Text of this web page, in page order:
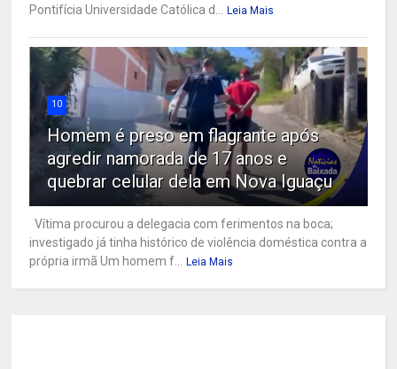
Pontifícia Universidade Católica d... Leia Mais
10
Homem é preso em flagrante após
agredir namorada de 17 anos e
quebrar celular dela em Nova Iguaçu
Vítima procurou a delegacia com ferimentos na boca;
investigado já tinha histórico de violência doméstica contra a
própria irmã Um homem f... Leia Mais